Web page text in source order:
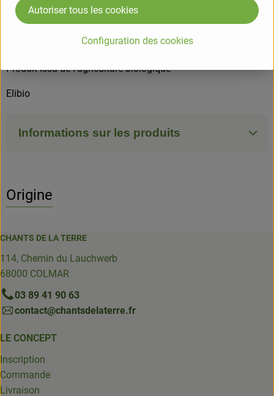
Cranberries* 15% (cranberries*, sucre de canne*, huile de
tournesol*), Figues séchées*(figues séchées, farine de riz*),
Raisins secs*( raisin sultanines*, huile de tournesol *)
Produit issu de l'agriculture biologique
Elibio
Informations sur les produits
Origine
CHANTS DE LA TERRE
114, Chemin du Lauchwerb
68000 COLMAR
03 89 41 90 63
contact@chantsdelaterre.fr
LE CONCEPT
Inscription
Commande
Livraison
Configuration des cookies
Autoriser tous les cookies